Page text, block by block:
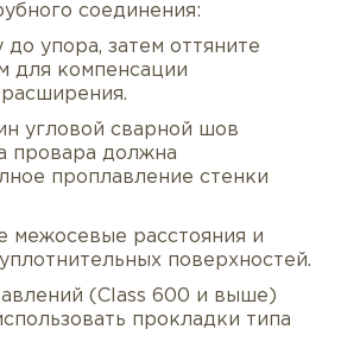
соединения:
до упора, затем оттяните
для компенсации
угловой сварной шов
провара должна
проплавление стенки
межосевые расстояния и
поверхностей.
(Class 600 и выше)
прокладки типа